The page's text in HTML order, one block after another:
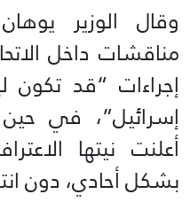
وقال الوزير
مناقشات داخل
إجراءات “قد
إسرائيل”، في
أعلنت نيتها
بشكل أحادي، دون